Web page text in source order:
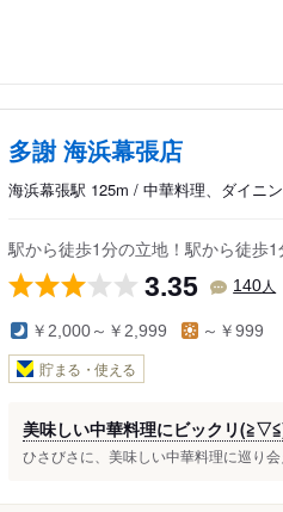
多謝 海浜幕張店
海浜幕張駅 125m / 中華料理、ダイニ
駅から徒歩1分の立地！駅から徒歩
3.35 140人
￥2,000～￥2,999 ～￥999
貯まる・使える
美味しい中華料理にビックリ
ひさびさに、美味しい中華料理に巡り